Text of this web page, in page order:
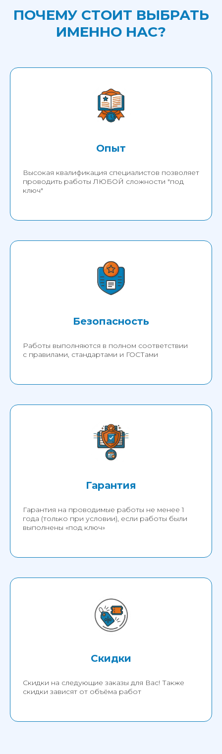
ПОЧЕМУ СТОИТ ВЫБРАТЬ
ИМЕННО НАС?
Опыт
Высокая квалификация специалистов позволяет
проводить работы ЛЮБОЙ сложности "под
ключ"
Безопасность
Работы выполняются в полном соответствии
с правилами, стандартами и ГОСТами
Гарантия
Гарантия на проводимые работы не менее 1
года (только при условии), если работы были
выполнены «под ключ»
Скидки
Скидки на следующие заказы для Вас! Также
скидки зависят от объёма работ